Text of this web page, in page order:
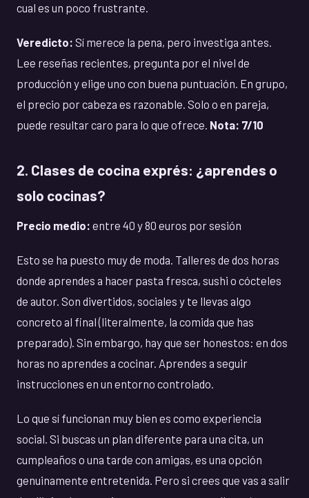
cual es un poco frustrante.
Veredicto: Sí merece la pena, pero investiga antes.
Lee reseñas recientes, pregunta por el nivel de
producción y elige uno con buena puntuación. En grupo,
el precio por cabeza es razonable. Solo o en pareja,
puede resultar caro para lo que ofrece. Nota: 7/10
2. Clases de cocina exprés: ¿aprendes o
solo cocinas?
Precio medio: entre 40 y 80 euros por sesión
Esto se ha puesto muy de moda. Talleres de dos horas
donde aprendes a hacer pasta fresca, sushi o cócteles
de autor. Son divertidos, sociales y te llevas algo
concreto al final (literalmente, la comida que has
preparado). Sin embargo, hay que ser honestos: en dos
horas no aprendes a cocinar. Aprendes a seguir
instrucciones en un entorno controlado.
Lo que sí funcionan muy bien es como experiencia
social. Si buscas un plan diferente para una cita, un
cumpleaños o una tarde con amigas, es una opción
genuinamente entretenida. Pero si crees que vas a salir